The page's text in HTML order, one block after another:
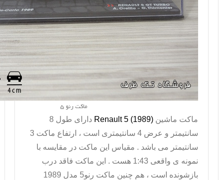
ماکت رنو 5
ماکت ماشین Renault 5 (1989)
دارای طول 8
سانتیمتر و عرض 4 سانتیمتری است ، ارتفاع ماکت 3
سانتیمتر می باشد . مقیاس این ماکت در مقایسه با
نمونه ی واقعی 1:43 هست . این ماکت فاقد درب
بازشونده است ، هم چنین ماکت رنو5 مدل 1989